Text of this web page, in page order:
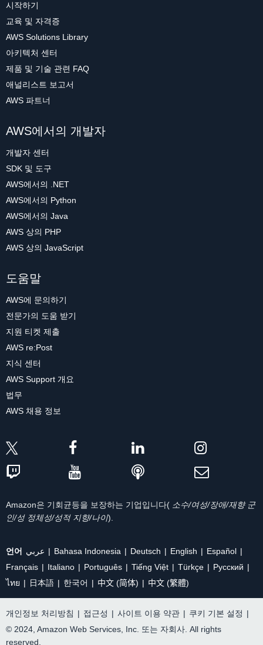
시작하기
교육 및 자격증
AWS Solutions Library
아키텍처 센터
제품 및 기술 관련 FAQ
애널리스트 보고서
AWS 파트너
AWS에서의 개발자
개발자 센터
SDK 및 도구
AWS에서의 .NET
AWS에서의 Python
AWS에서의 Java
AWS 상의 PHP
AWS 상의 JavaScript
도움말
AWS에 문의하기
전문가의 도움 받기
지원 티켓 제출
AWS re:Post
지식 센터
AWS Support 개요
법무
AWS 채용 정보
Amazon은 기회균등을 보장하는 기업입니다( 소수/여성/장애/재향 군
인/성 정체성/성적 지향/나이).
언어 عربي Bahasa Indonesia Deutsch English
Español
Français
Italiano Português Tiếng Việt Türkçe
Ρусский
ไทย
日本語 한국어 中文 (简体) 中文 (繁體)
개인정보 처리방침 | 접근성 | 사이트 이용 약관 | 쿠키 기본 설정 |
© 2024, Amazon Web Services, Inc. 또는 자회사. All rights
reserved.